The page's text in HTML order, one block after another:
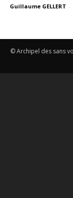
Guillaume GELLERT -
© Archipel des sans